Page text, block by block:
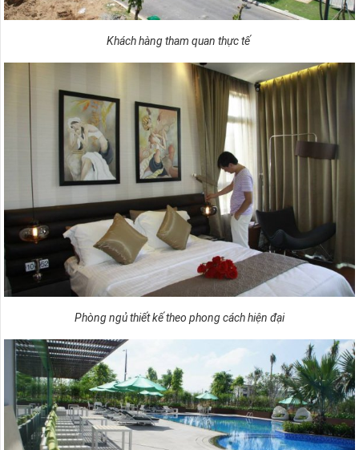
Khách hàng tham quan thực tế
Phòng ngủ thiết kế theo phong cách hiện đại